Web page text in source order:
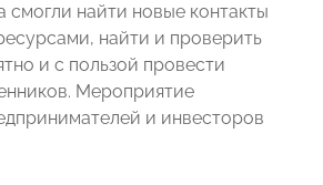
найти новые контакты
найти и проверить
и с пользой провести
Мероприятие
и инвесторов